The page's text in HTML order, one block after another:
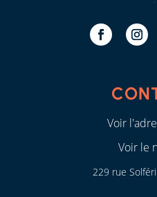
Voir
Voir le
229 rue